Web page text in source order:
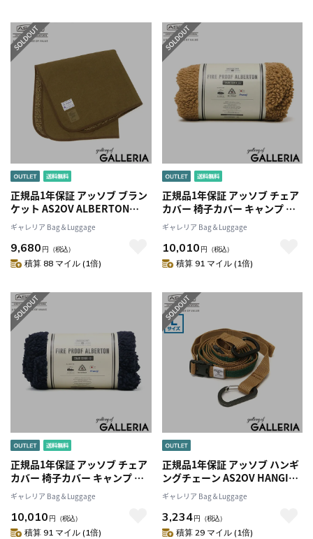
正規品1年保証 アッソブ ブラン
ケット AS2OV ALBERTON
FIRE PROOF BLANKET Sサイ
ズ 毛布 ひざ掛け 難燃 燃えにく
い 暖かい 裏ボア 発熱 耐久性 北
欧 キャンプ アウトドア ブラン
ギャレリア Bag＆Luggage
9,680 円 （税込）
積算 88 マイル (1倍)
正規品1年保証 アッソブ チェア
カバー 椅子カバー キャンプ 背
もたれ 座面 おしゃれ 一人掛け
大きめ あったか AS2OV チェア
椅子 カバー ボア 難燃 発熱 暖か
い Sサイズ アウトドア ASSOV
ギャレリア Bag＆Luggage
10,010 円 （税込）
積算 91 マイル (1倍)
正規品1年保証 アッソブ チェア
カバー 椅子カバー キャンプ 背
もたれ 座面 おしゃれ 一人掛け
大きめ あったか AS2OV チェア
椅子 カバー ボア 難燃 発熱 暖か
い Sサイズ アウトドア ASSOV
ギャレリア Bag＆Luggage
10,010 円 （税込）
積算 91 マイル (1倍)
正規品1年保証 アッソブ ハンギ
ングチェーン AS2OV HANGING
CHAIN Lサイズ 吊り下げ 収納
物干し デイジーチェーン ロー
プ ランタン 車内 車中泊 キャン
プ テント レジャー アウトドア
ギャレリア Bag＆Luggage
3,234円 （税込）
積算 29 マイル (1倍)